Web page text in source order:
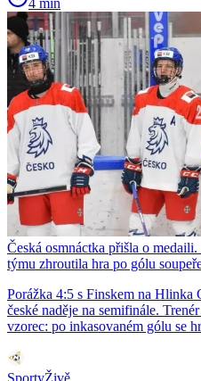
4 min
Česká osmnáctka přišla o
týmu zhroutila hra po gólu
Porážka 4:5 s Finskem na Hlinka
české naděje na semifinále.
vzorec: po inkasovaném gólu se
SportyŽivě